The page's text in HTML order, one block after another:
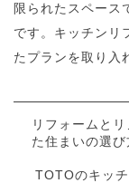
限られたスペース
です。キッチンリ
たプランを取り入
リフォームと
た住まいの選び
TOTOのキッ